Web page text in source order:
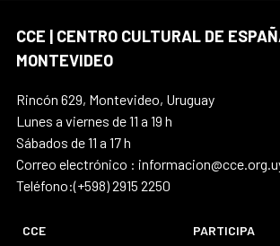
CCE | CENTRO CULTURAL DE
MONTEVIDEO
Rincón 629, Montevideo, Uruguay
Lunes a viernes de 11 a 19 h
Sábados de 11 a 17 h
Correo electrónico :
Teléfono:(+598) 2915 2250
CCE
PARTICIPA